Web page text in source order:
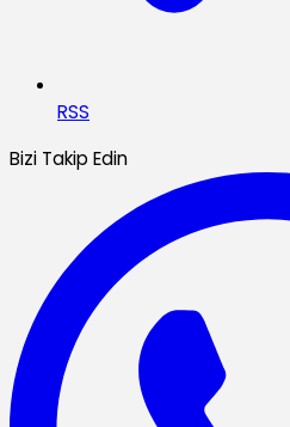
RSS
Bizi Takip Edin